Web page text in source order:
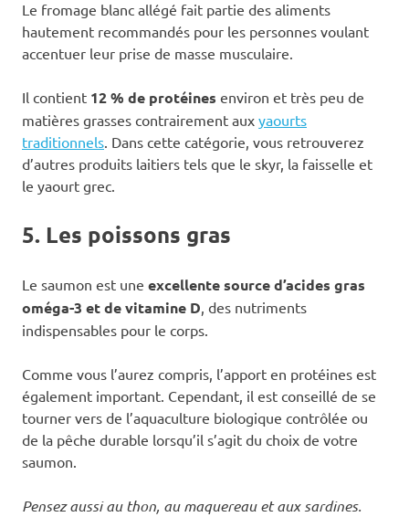
Le fromage blanc allégé fait partie des aliments
hautement recommandés pour les personnes voulant
accentuer leur prise de masse musculaire.
Il contient 12 % de protéines environ et très peu de
matières grasses contrairement aux yaourts
traditionnels. Dans cette catégorie, vous retrouverez
d’autres produits laitiers tels que le skyr, la faisselle et
le yaourt grec.
5. Les poissons gras
Le saumon est une excellente source d’acides gras
oméga-3 et de vitamine D, des nutriments
indispensables pour le corps.
Comme vous l’aurez compris, l’apport en protéines est
également important. Cependant, il est conseillé de se
tourner vers de l’aquaculture biologique contrôlée ou
de la pêche durable lorsqu’il s’agit du choix de votre
saumon.
Pensez aussi au thon, au maquereau et aux sardines.